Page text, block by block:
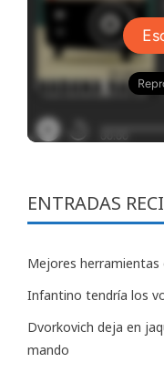
ENTRADAS
Mejores
Infantino tendría los
Dvorkovich deja en
mando